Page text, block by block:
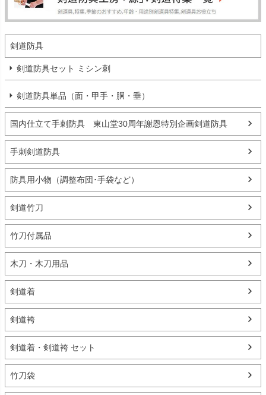
剣道防具
剣道防具セット ミシン刺
剣道防具単品（面・甲手・胴・垂）
国内仕立て手刺防具 東山堂30周年謝恩特別企画剣道防具
手刺剣道防具
防具用小物（調整布団･手袋など）
剣道竹刀
竹刀付属品
木刀・木刀用品
剣道着
剣道袴
剣道着・剣道袴 セット
竹刀袋